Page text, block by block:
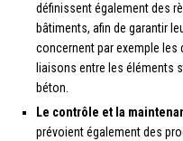
définissent également des
bâtiments, afin de garantir
concernent par exemple
liaisons entre les éléments
béton.
Le contrôle et la
prévoient également des